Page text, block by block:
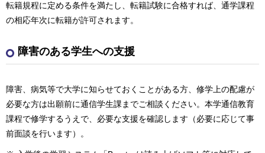
転籍規程に定める条件を満たし、転籍試験に合格すれば、通学課程
の相応年次に転籍が許可されます。
障害のある学生への支援
障害、病気等で大学に知らせておくことがある方、修学上の配慮が
必要な方は出願前に通信学生課までご相談ください。本学通信教育
課程で修学するうえで、必要な支援を確認します（必要に応じて事
前面談を行います）。